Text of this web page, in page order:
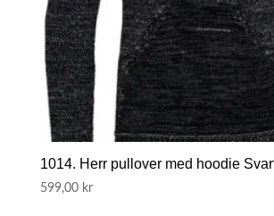
1014. Herr pullover med hoodie
599,00 kr